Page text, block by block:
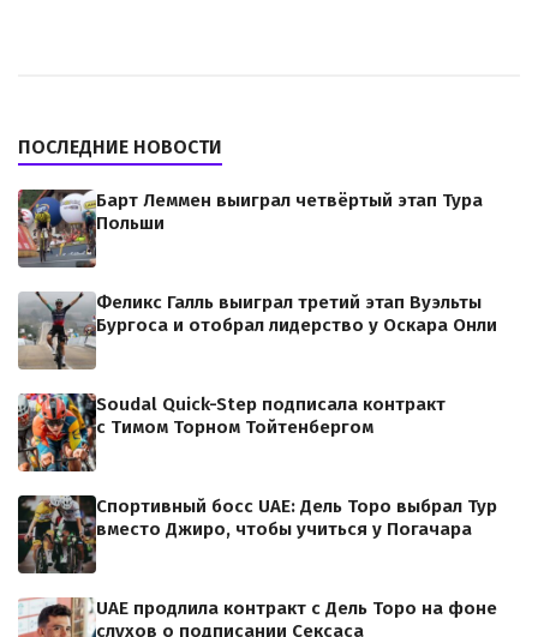
ПОСЛЕДНИЕ НОВОСТИ
Барт Леммен выиграл четвёртый этап Тура
Польши
Феликс Галль выиграл третий этап Вуэльты
Бургоса и отобрал лидерство у Оскара Онли
Soudal Quick-Step подписала контракт
с Тимом Торном Тойтенбергом
Спортивный босс UAE: Дель Торо выбрал Тур
вместо Джиро, чтобы учиться у Погачара
UAE продлила контракт с Дель Торо на фоне
слухов о подписании Сексаса